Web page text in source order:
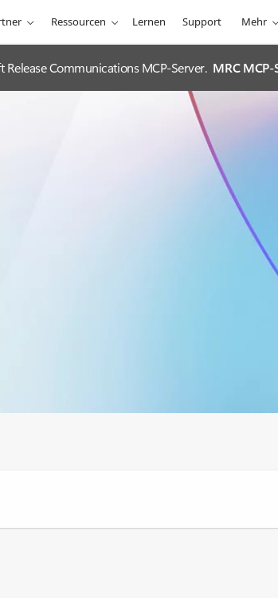
Ressourcen Lernen Support Mehr
Communications MCP-Server. MRC